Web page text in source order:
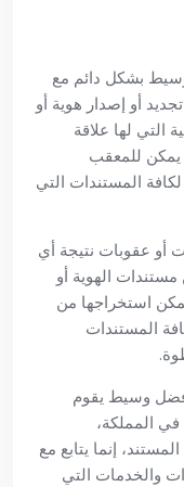
بشكل دائم مع
أو إصدار هوية أو
التي لها علاقة
يمكن للمعقب
المستندات التي
أو عقوبات نتيجة أي
الهوية أو
استخراجها من
المستندات
وسيط يقوم
في المملكة،
إنما يتابع مع
والخدمات التي